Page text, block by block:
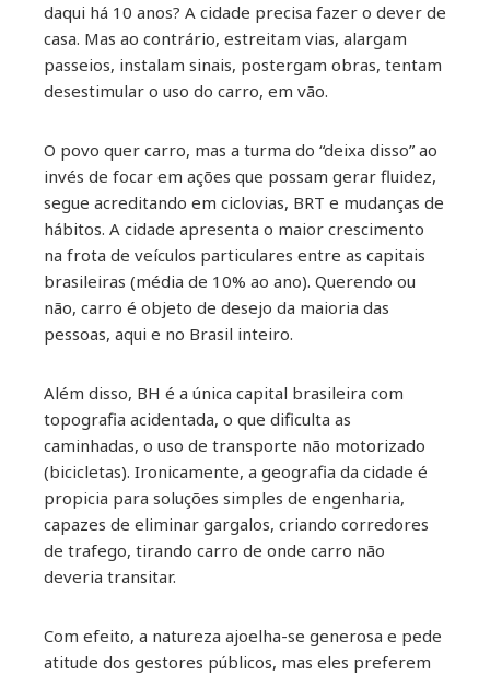
daqui há 10 anos? A cidade precisa fazer o dever de
casa. Mas ao contrário, estreitam vias, alargam
passeios, instalam sinais, postergam obras, tentam
desestimular o uso do carro, em vão.
O povo quer carro, mas a turma do “deixa disso” ao
invés de focar em ações que possam gerar fluidez,
segue acreditando em ciclovias, BRT e mudanças de
hábitos. A cidade apresenta o maior crescimento
na frota de veículos particulares entre as capitais
brasileiras (média de 10% ao ano). Querendo ou
não, carro é objeto de desejo da maioria das
pessoas, aqui e no Brasil inteiro.
Além disso, BH é a única capital brasileira com
topografia acidentada, o que dificulta as
caminhadas, o uso de transporte não motorizado
(bicicletas). Ironicamente, a geografia da cidade é
propicia para soluções simples de engenharia,
capazes de eliminar gargalos, criando corredores
de trafego, tirando carro de onde carro não
deveria transitar.
Com efeito, a natureza ajoelha-se generosa e pede
atitude dos gestores públicos, mas eles preferem